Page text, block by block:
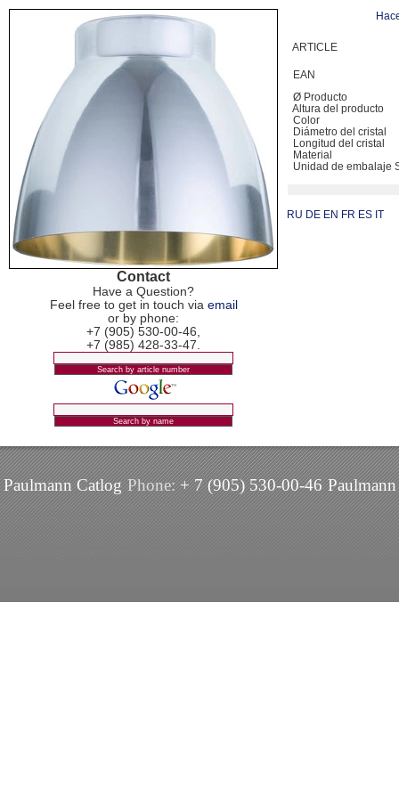
Contact
Have a Question?
Feel free to get in touch via email
or by phone:
+7 (905) 530-00-46,
+7 (985) 428-33-47.
ARTICLE
EAN
Ø Producto
Altura del producto
Color
Diámetro del cristal
Longitud del cristal
Material
Unidad de embalaje
RU DE EN FR ES IT
Paulmann Catlog Phone:+ 7 (905) 530-00-46 Paulmann